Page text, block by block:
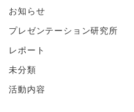
お知らせ
プレゼンテーション研究所
レポート
未分類
活動内容